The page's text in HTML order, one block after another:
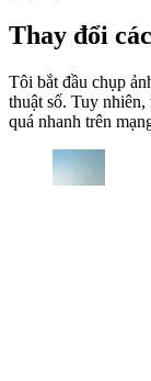
Thay đổi
Tôi bắt đầu chụp
thuật số. Tuy
quá nhanh trên